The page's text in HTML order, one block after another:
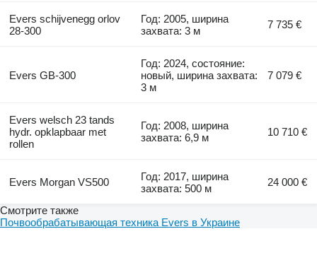
Evers schijvenegg orlov
28-300
Год: 2005, ширина
захвата: 3 м
7 735 €
Evers GB-300
Год: 2024, состояние:
новый, ширина захвата:
3 м
7 079 €
Evers welsch 23 tands
hydr. opklapbaar met
rollen
Год: 2008, ширина
захвата: 6,9 м
10 710 €
Evers Morgan VS500
Год: 2017, ширина
захвата: 500 м
24 000 €
Смотрите также
Почвообрабатывающая техника Evers в Украине